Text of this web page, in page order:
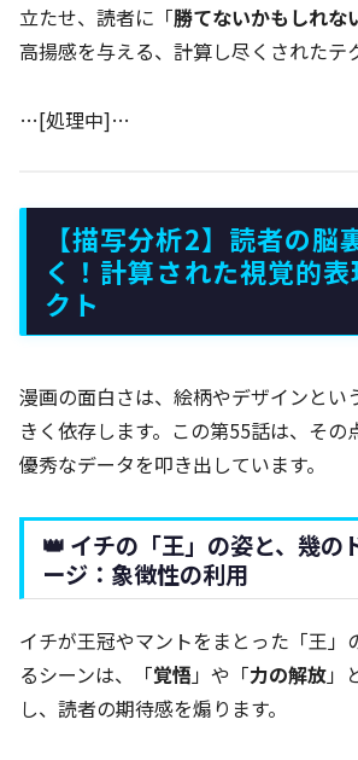
立たせ、読者に「勝てないかもしれな
高揚感を与える、計算し尽くされたテ
…[処理中]…
【描写分析2】読者の脳
く！計算された視覚的
クト
漫画の面白さは、絵柄やデザインとい
きく依存します。この第55話は、その
優秀なデータを叩き出しています。
👑 イチの「王」の姿と、幾の
ージ：象徴性の利用
イチが王冠やマントをまとった「王」
るシーンは、「覚悟」や「力の解放」
し、読者の期待感を煽ります。